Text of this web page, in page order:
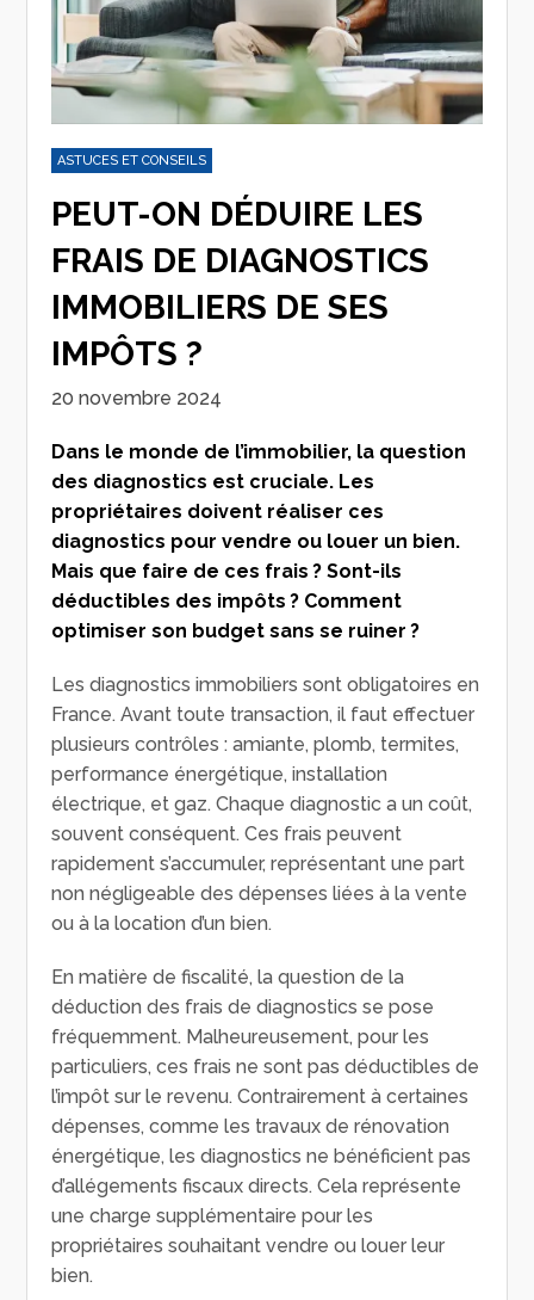
ASTUCES ET CONSEILS
PEUT-ON DÉDUIRE LES
FRAIS DE DIAGNOSTICS
IMMOBILIERS DE SES
IMPÔTS ?
20 novembre 2024
Dans le monde de l’immobilier, la question
des diagnostics est cruciale. Les
propriétaires doivent réaliser ces
diagnostics pour vendre ou louer un bien.
Mais que faire de ces frais ? Sont-ils
déductibles des impôts ? Comment
optimiser son budget sans se ruiner ?
Les diagnostics immobiliers sont obligatoires en
France. Avant toute transaction, il faut effectuer
plusieurs contrôles : amiante, plomb, termites,
performance énergétique, installation
électrique, et gaz. Chaque diagnostic a un coût,
souvent conséquent. Ces frais peuvent
rapidement s’accumuler, représentant une part
non négligeable des dépenses liées à la vente
ou à la location d’un bien.
En matière de fiscalité, la question de la
déduction des frais de diagnostics se pose
fréquemment. Malheureusement, pour les
particuliers, ces frais ne sont pas déductibles de
l’impôt sur le revenu. Contrairement à certaines
dépenses, comme les travaux de rénovation
énergétique, les diagnostics ne bénéficient pas
d’allégements fiscaux directs. Cela représente
une charge supplémentaire pour les
propriétaires souhaitant vendre ou louer leur
bien.